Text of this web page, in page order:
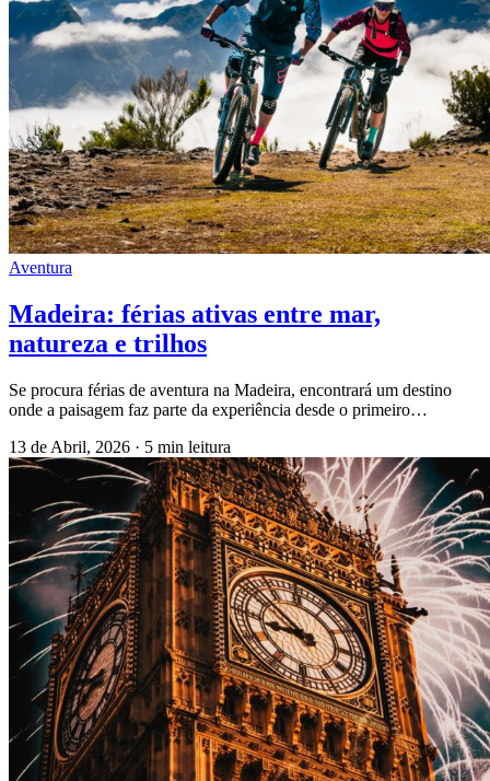
Aventura
Madeira: férias ativas entre mar,
natureza e trilhos
Se procura férias de aventura na Madeira, encontrará um destino
onde a paisagem faz parte da experiência desde o primeiro…
13 de Abril, 2026 · 5 min leitura